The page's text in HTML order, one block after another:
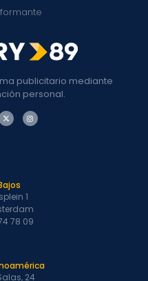
publicitario mediante
personal.
1
78 09
24